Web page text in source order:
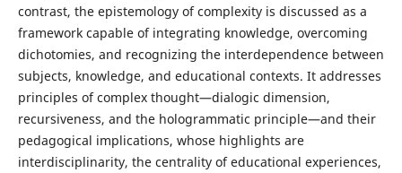
contrast, the epistemology of complexity is discussed as a
framework capable of integrating knowledge, overcoming
dichotomies, and recognizing the interdependence between
subjects, knowledge, and educational contexts. It addresses
principles of complex thought—dialogic dimension,
recursiveness, and the hologrammatic principle—and their
pedagogical implications, whose highlights are
interdisciplinarity, the centrality of educational experiences,